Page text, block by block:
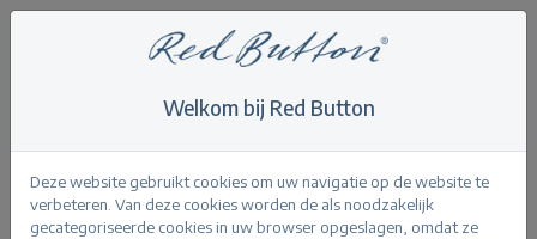
> Blazer Babs punta
Terug
Welkom bij Red Button
Deze website gebruikt cookies om uw navigatie op de website te
verbeteren. Van deze cookies worden de als noodzakelijk
gecategoriseerde cookies in uw browser opgeslagen, omdat ze